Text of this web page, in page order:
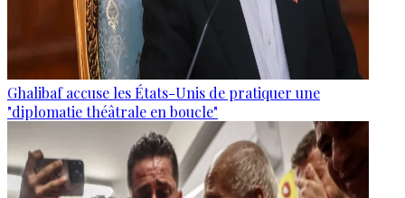
Ghalibaf accuse les États-Unis de pratiquer une
"diplomatie théâtrale en boucle"